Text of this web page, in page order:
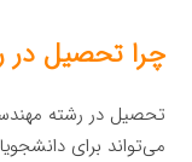
چرا تحصیل در
تحصیل در رشته
می‌تواند برای